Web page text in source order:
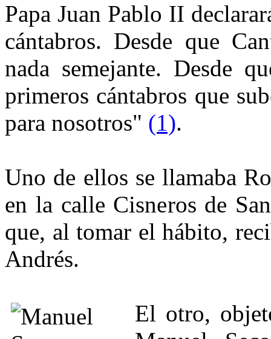
Papa Juan Pablo II
cántabros. Desde que
nada semejante. Desde
primeros cántabros que
para nosotros" (1).
Uno de ellos se llamaba
en la calle Cisneros de
que, al tomar el hábito,
Andrés.
El otro,